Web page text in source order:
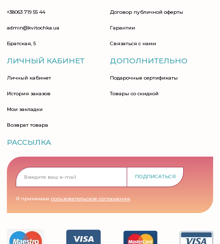
+38063 719 55 44
admin@kvitochka.ua
Братская, 5
Договор публичной оферты
Гарантии
Связаться с нами
ЛИЧНЫЙ КАБИНЕТ
Личный кабинет
История заказов
Мои закладки
Возврат товара
ДОПОЛНИТЕЛЬНО
Подарочные сертификаты
Товары со скидкой
РАССЫЛКА
ПОДПИСАТЬСЯ
Я принимаю пользовательское соглашения